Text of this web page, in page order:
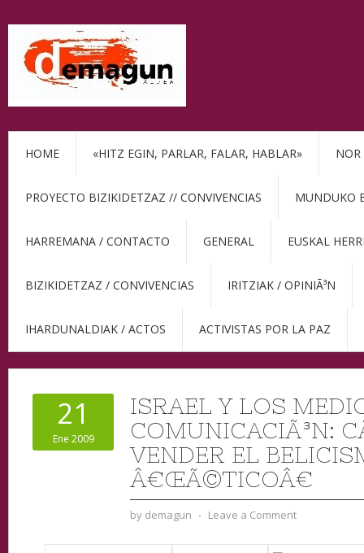
HOME «HITZ EGIN, PARLAR, FALAR, HABLAR» NOR
PROYECTO BIZIKIDETZAZ // CONVIVENCIAS MUNDUKO
HARREMANA / CONTACTO GENERAL EUSKAL
BIZIKIDETZAZ / CONVIVENCIAS IRITZIAK / OPINIÃ³N
IHARDUNALDIAK / ACTOS ACTIVISTAS POR LA PAZ
21
Ene 2009
ISRAEL Y LOS
COMUNICACIÃ³N:
VENDER EL
Â€ŒÃ©TICOÂ€
by demagun ⋅ Leave a Comment